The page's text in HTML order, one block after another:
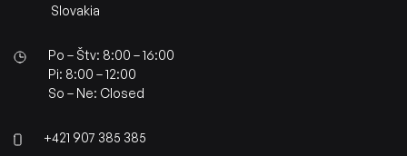
Slovakia
Po – Štv: 8:00 – 16:00
Pi: 8:00 – 12:00
So – Ne: Closed
+421 907 385 385